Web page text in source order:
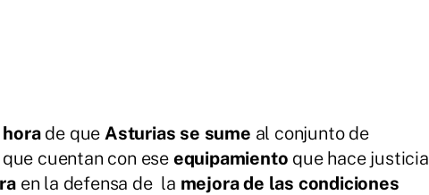
de queAsturias se sume al conjunto de
cuentan con ese equipamiento que hace justicia
en la defensa de la mejora de las condiciones